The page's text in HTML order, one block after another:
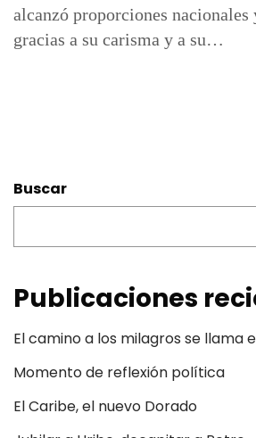
alcanzó proporciones nacionales
gracias a su carisma y a su…
Buscar
Publicaciones
El camino a los milagros se llama
Momento de reflexión política
El Caribe, el nuevo Dorado